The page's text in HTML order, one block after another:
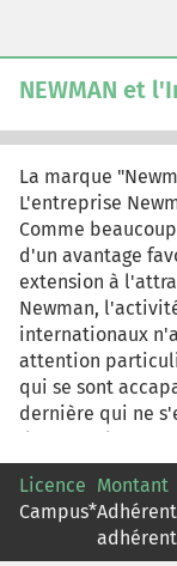
permettent
turbulences
NEWMAN et
La marque
L'entreprise
Comme
d'un avantage
extension à
Newman,
internationaux
attention
qui se sont
dernière qui ne
de se rendre
était donc
rentabilité.
mondialisation, la
français et sur
Licence
Campus*
Montant